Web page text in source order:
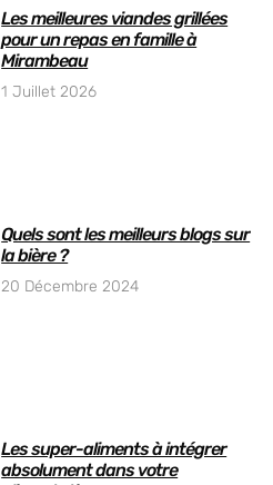
Les meilleures viandes grillées
pour un repas en famille à
Mirambeau
1 Juillet 2026
Quels sont les meilleurs blogs sur
la bière ?
20 Décembre 2024
Les super-aliments à intégrer
absolument dans votre